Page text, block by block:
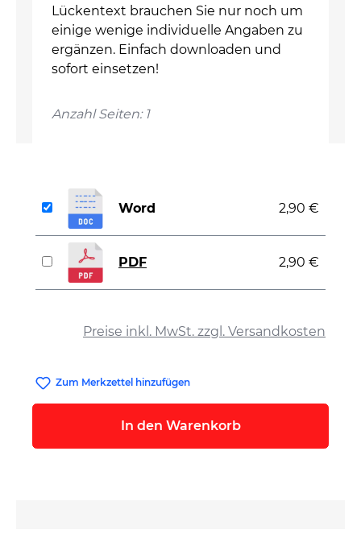
Lückentext brauchen Sie nur noch um
einige wenige individuelle Angaben zu
ergänzen. Einfach downloaden und
sofort einsetzen!
Anzahl Seiten: 1
Preise inkl. MwSt. zzgl. Versandkosten
Word 2,90 €
PDF 2,90 €
Zum Merkzettel hinzufügen
In den Warenkorb